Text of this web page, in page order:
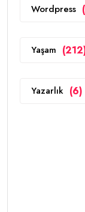
Wordpress
Yaşam
Yazarlık (6)